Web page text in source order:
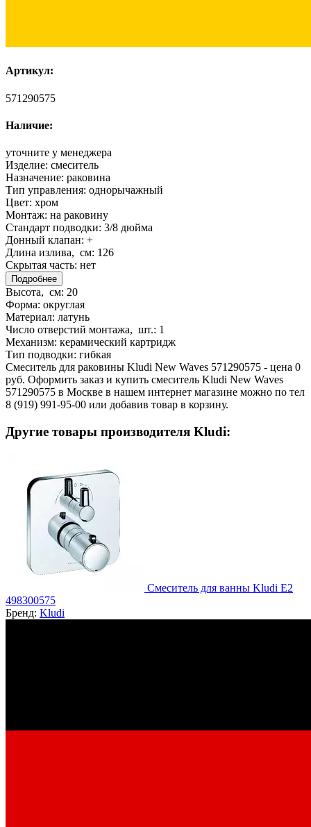
Артикул:
571290575
Наличие:
уточните у менеджера
Изделие: смеситель
Назначение: раковина
Тип управления: однорычажный
Цвет: хром
Монтаж: на раковину
Стандарт подводки: 3/8 дюйма
Донный клапан: +
Длина излива, см: 126
Скрытая часть: нет
Подробнее
Высота, см: 20
Форма: округлая
Материал: латунь
Число отверстий монтажа, шт.: 1
Механизм: керамический картридж
Тип подводки: гибкая
Смеситель для раковины Kludi New Waves 571290575 - цена 0
руб. Оформить заказ и купить смеситель Kludi New Waves
571290575 в Москве в нашем интернет магазине можно по тел
8 (919) 991-95-00 или добавив товар в корзину.
Другие товары производителя Kludi:
Смеситель для ванны Kludi E2
498300575
Бренд: Kludi